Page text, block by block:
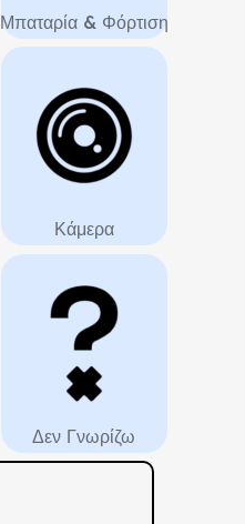
Μπαταρία & Φόρτιση
Κάμερα
Δεν Γνωρίζω